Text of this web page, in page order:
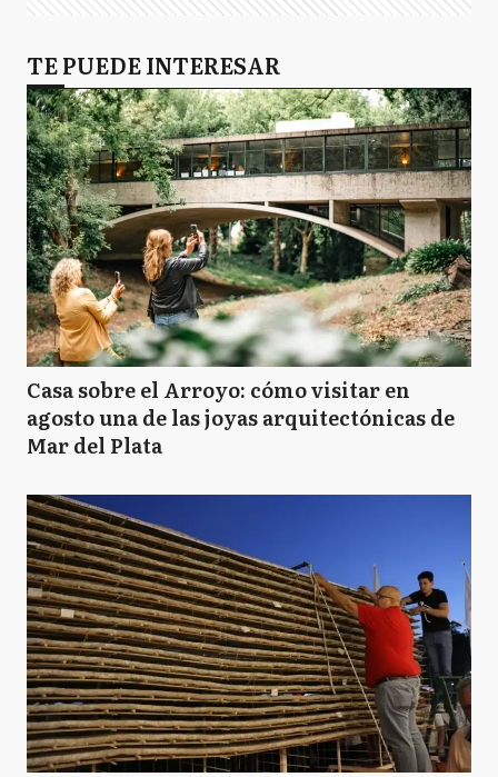
TE PUEDE INTERESAR
Casa sobre el Arroyo: cómo visitar en
agosto una de las joyas arquitectónicas de
Mar del Plata